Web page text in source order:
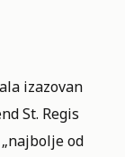
izazovan
St. Regis
od